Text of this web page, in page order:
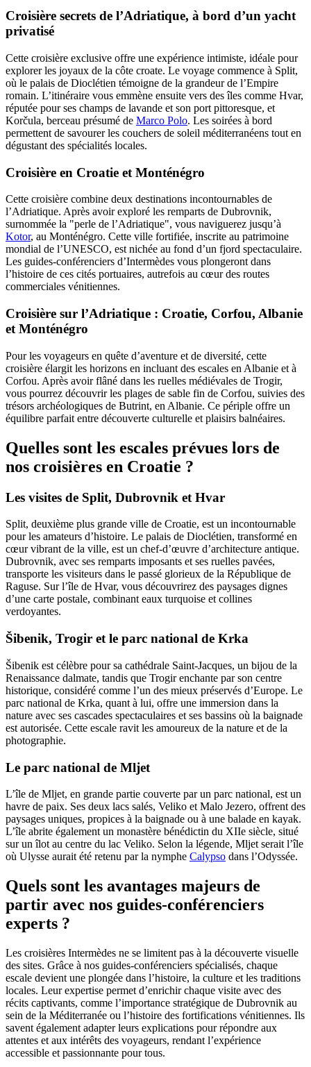
Croisière secrets de l’Adriatique, à bord d’un yacht
privatisé
Cette croisière exclusive offre une expérience intimiste, idéale pour
explorer les joyaux de la côte croate. Le voyage commence à Split,
où le palais de Dioclétien témoigne de la grandeur de l’Empire
romain. L’itinéraire vous emmène ensuite vers des îles comme Hvar,
réputée pour ses champs de lavande et son port pittoresque, et
Korčula, berceau présumé de Marco Polo. Les soirées à bord
permettent de savourer les couchers de soleil méditerranéens tout en
dégustant des spécialités locales.
Croisière en Croatie et Monténégro
Cette croisière combine deux destinations incontournables de
l’Adriatique. Après avoir exploré les remparts de Dubrovnik,
surnommée la "perle de l’Adriatique", vous naviguerez jusqu’à
Kotor, au Monténégro. Cette ville fortifiée, inscrite au patrimoine
mondial de l’UNESCO, est nichée au fond d’un fjord spectaculaire.
Les guides-conférenciers d’Intermèdes vous plongeront dans
l’histoire de ces cités portuaires, autrefois au cœur des routes
commerciales vénitiennes.
Croisière sur l’Adriatique : Croatie, Corfou, Albanie
et Monténégro
Pour les voyageurs en quête d’aventure et de diversité, cette
croisière élargit les horizons en incluant des escales en Albanie et à
Corfou. Après avoir flâné dans les ruelles médiévales de Trogir,
vous pourrez découvrir les plages de sable fin de Corfou, suivies des
trésors archéologiques de Butrint, en Albanie. Ce périple offre un
équilibre parfait entre découverte culturelle et plaisirs balnéaires.
Quelles sont les escales prévues lors de
nos croisières en Croatie ?
Les visites de Split, Dubrovnik et Hvar
Split, deuxième plus grande ville de Croatie, est un incontournable
pour les amateurs d’histoire. Le palais de Dioclétien, transformé en
cœur vibrant de la ville, est un chef-d’œuvre d’architecture antique.
Dubrovnik, avec ses remparts imposants et ses ruelles pavées,
transporte les visiteurs dans le passé glorieux de la République de
Raguse. Sur l’île de Hvar, vous découvrirez des paysages dignes
d’une carte postale, combinant eaux turquoise et collines
verdoyantes.
Šibenik, Trogir et le parc national de Krka
Šibenik est célèbre pour sa cathédrale Saint-Jacques, un bijou de la
Renaissance dalmate, tandis que Trogir enchante par son centre
historique, considéré comme l’un des mieux préservés d’Europe. Le
parc national de Krka, quant à lui, offre une immersion dans la
nature avec ses cascades spectaculaires et ses bassins où la baignade
est autorisée. Cette escale ravit les amoureux de la nature et de la
photographie.
Le parc national de Mljet
L’île de Mljet, en grande partie couverte par un parc national, est un
havre de paix. Ses deux lacs salés, Veliko et Malo Jezero, offrent des
paysages uniques, propices à la baignade ou à une balade en kayak.
L’île abrite également un monastère bénédictin du XIIe siècle, situé
sur un îlot au centre du lac Veliko. Selon la légende, Mljet serait l’île
où Ulysse aurait été retenu par la nymphe Calypso dans l’Odyssée.
Quels sont les avantages majeurs de
partir avec nos guides-conférenciers
experts ?
Les croisières Intermèdes ne se limitent pas à la découverte visuelle
des sites. Grâce à nos guides-conférenciers spécialisés, chaque
escale devient une plongée dans l’histoire, la culture et les traditions
locales. Leur expertise permet d’enrichir chaque visite avec des
récits captivants, comme l’importance stratégique de Dubrovnik au
sein de la Méditerranée ou l’histoire des fortifications vénitiennes. Ils
savent également adapter leurs explications pour répondre aux
attentes et aux intérêts des voyageurs, rendant l’expérience
accessible et passionnante pour tous.